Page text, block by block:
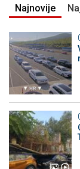
Najnovije